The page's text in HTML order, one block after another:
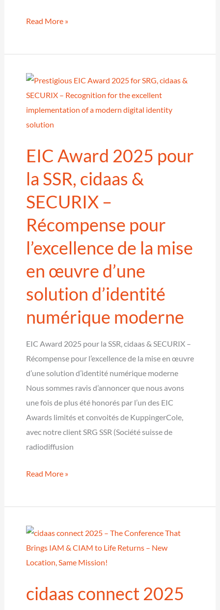
Computas
partenaire
de
cidaas
–
pour
solutions
d’identité
dans
les
pays
nordiques
Read More »
EIC Award 2025 pour
la SSR, cidaas &
SECURIX –
Récompense pour
l’excellence de la mise
en œuvre d’une
solution d’identité
numérique moderne
EIC Award 2025 pour la SSR, cidaas & SECURIX –
Récompense pour l’excellence de la mise en œuvre
d’une solution d’identité numérique moderne
Nous sommes ravis d’annoncer que nous avons
une fois de plus été honorés par l’un des EIC
Awards limités et convoités de KuppingerCole,
avec notre client SRG SSR (Société suisse de
radiodiffusion
EIC
la
SSR,
cidaas
SECURIX
Read More »
cidaas connect 2025